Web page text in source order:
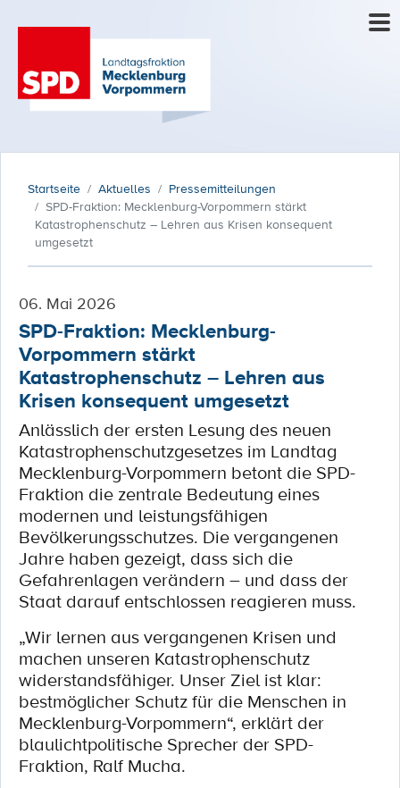
Startseite Aktuelles
Pressemitteilungen
SPD-Fraktion: Mecklenburg-Vorpommern stärkt
Katastrophenschutz – Lehren aus Krisen konsequent
umgesetzt
06. Mai 2026
SPD-Fraktion: Mecklenburg-
Vorpommern stärkt
Katastrophenschutz – Lehren aus
Krisen konsequent umgesetzt
Anlässlich der ersten Lesung des neuen
Katastrophenschutzgesetzes im Landtag
Mecklenburg-Vorpommern betont die SPD-
Fraktion die zentrale Bedeutung eines
modernen und leistungsfähigen
Bevölkerungsschutzes. Die vergangenen
Jahre haben gezeigt, dass sich die
Gefahrenlagen verändern – und dass der
Staat darauf entschlossen reagieren muss.
„Wir lernen aus vergangenen Krisen und
machen unseren Katastrophenschutz
widerstandsfähiger. Unser Ziel ist klar:
bestmöglicher Schutz für die Menschen in
Mecklenburg-Vorpommern“, erklärt der
blaulichtpolitische Sprecher der SPD-
Fraktion, Ralf Mucha.